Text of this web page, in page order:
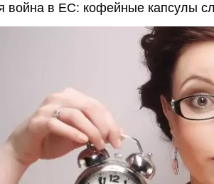
война в ЕС: кофейные капсулы